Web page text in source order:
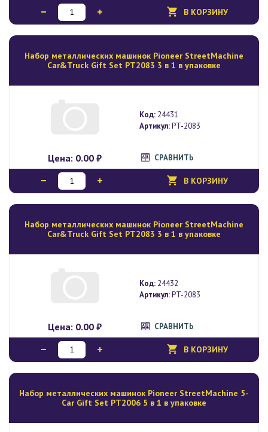
В КОРЗИНУ
Набор металлических машинок Pioneer StreetMachine
Car&Truck Gift Set PT2083 3 в 1 в упаковке
Цена: 0.00 ₽
Код: 24431
Артикул:PT-2083
СРАВНИТЬ
В КОРЗИНУ
Набор металлических машинок Pioneer StreetMachine
Car&Truck Gift Set PT2083 3 в 1 в упаковке
Цена: 0.00 ₽
Код: 24432
Артикул:PT-2083
СРАВНИТЬ
В КОРЗИНУ
Набор металлических машинок Pioneer StreetMachine 5-
Car Gift Set PT2006 5 в 1 в упаковке